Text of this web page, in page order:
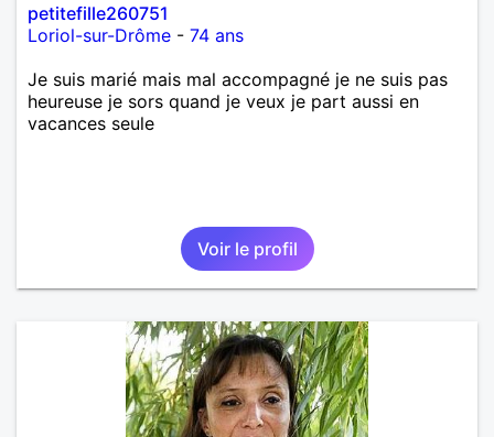
petitefille260751
Loriol-sur-Drôme - 74 ans
Je suis marié mais mal accompagné je ne suis pas
heureuse je sors quand je veux je part aussi en
vacances seule
Voir le profil